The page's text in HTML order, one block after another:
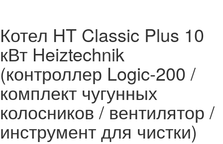
Котел HT Classic Plus 10
кВт Heiztechnik
(контроллер Logic-200 /
комплект чугунных
колосников / вентилятор /
инструмент для чистки)